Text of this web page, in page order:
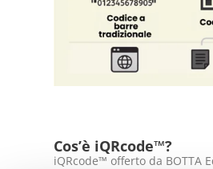
Cos’è iQRcode™?
iQRcode™ offerto da BOTTA